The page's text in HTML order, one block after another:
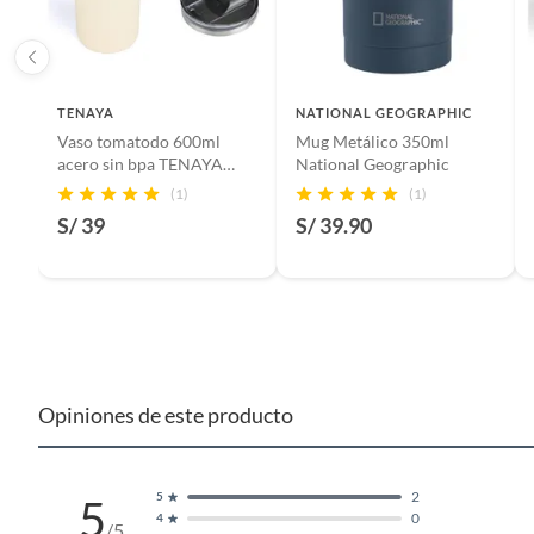
TENAYA
Vaso tomatodo 600ml
acero sin bpa TENAYA
GLACIER600 - Crema
(1)
S/ 39
NATIONAL GEOGRAPHIC
Mug Metálico 350ml
National Geographic
(1)
S/ 39.90
Opiniones de este producto
5 4 0
5 2